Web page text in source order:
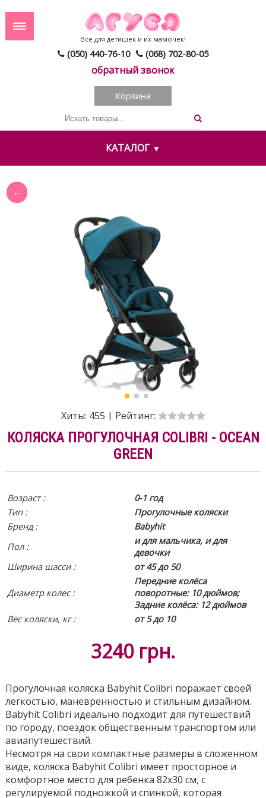
(050) 440-76-10 (068) 702-80-05
обратный звонок
Все для детишек и их мамочек!
Корзина
КАТАЛОГ
Хиты: 455 | Рейтинг:
КОЛЯСКА ПРОГУЛОЧНАЯ COLIBRI - OCEAN
GREEN
Возраст :
0-1 год
Тип :
Прогулочные коляски
Бренд :
Babyhit
Пол :
и для мальчика, и для
девочки
Ширина шасси :
от 45 до 50
Диаметр колес :
Передние колёса
поворотные: 10 дюймов;
Задние колёса: 12 дюймов
Вес коляски, кг :
от 5 до 10
3240 грн.
Прогулочная коляска Babyhit Colibri поражает своей
легкостью, маневренностью и стильным дизайном.
Babyhit Colibri идеально подходит для путешествий
по городу, поездок общественным транспортом или
авиапутешествий.
Несмотря на свои компактные размеры в сложенном
виде, коляска Babyhit Colibri имеет просторное и
комфортное место для ребенка 82x30 см, с
регулируемой подножкой и спинкой, которая